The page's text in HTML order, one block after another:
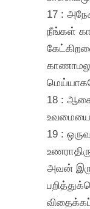
17 :
நீங்கள்
18 :
19 :
அவன்